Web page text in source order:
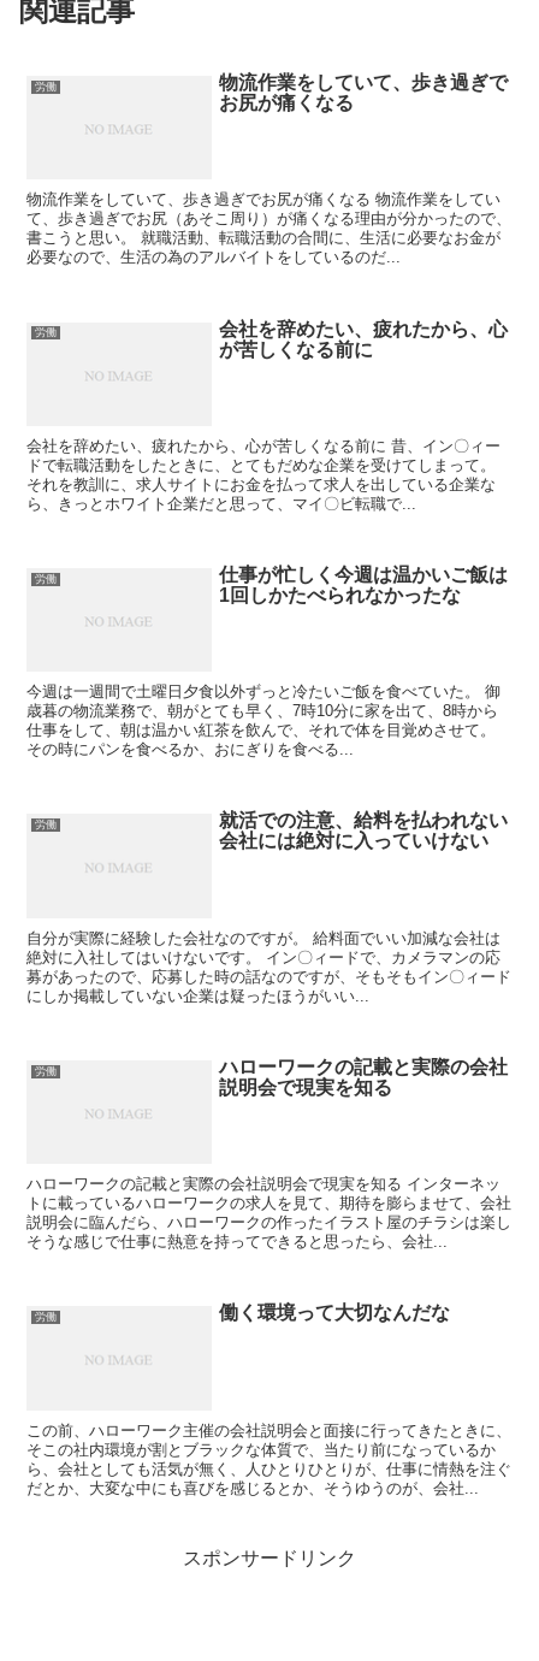
関連記事
労働
物流作業をしていて、歩き過ぎで
お尻が痛くなる
物流作業をしていて、歩き過ぎでお尻が痛くなる 物流作業をしてい
て、歩き過ぎでお尻（あそこ周り）が痛くなる理由が分かったので、
書こうと思い。 就職活動、転職活動の合間に、生活に必要なお金が
必要なので、生活の為のアルバイトをしているのだ...
労働
会社を辞めたい、疲れたから、心
が苦しくなる前に
会社を辞めたい、疲れたから、心が苦しくなる前に 昔、イン〇ィー
ドで転職活動をしたときに、とてもだめな企業を受けてしまって。
それを教訓に、求人サイトにお金を払って求人を出している企業な
ら、きっとホワイト企業だと思って、マイ〇ビ転職で...
労働
仕事が忙しく今週は温かいご飯は
1回しかたべられなかったな
今週は一週間で土曜日夕食以外ずっと冷たいご飯を食べていた。 御
歳暮の物流業務で、朝がとても早く、7時10分に家を出て、8時から
仕事をして、朝は温かい紅茶を飲んで、それで体を目覚めさせて。
その時にパンを食べるか、おにぎりを食べる...
労働
就活での注意、給料を払われない
会社には絶対に入っていけない
自分が実際に経験した会社なのですが。 給料面でいい加減な会社は
絶対に入社してはいけないです。 イン〇ィードで、カメラマンの応
募があったので、応募した時の話なのですが、そもそもイン〇ィード
にしか掲載していない企業は疑ったほうがいい...
労働
ハローワークの記載と実際の会社
説明会で現実を知る
ハローワークの記載と実際の会社説明会で現実を知る インターネッ
トに載っているハローワークの求人を見て、期待を膨らませて、会社
説明会に臨んだら、ハローワークの作ったイラスト屋のチラシは楽し
そうな感じで仕事に熱意を持ってできると思ったら、会社...
労働 働く環境って大切なんだな
この前、ハローワーク主催の会社説明会と面接に行ってきたときに、
そこの社内環境が割とブラックな体質で、当たり前になっているか
ら、会社としても活気が無く、人ひとりひとりが、仕事に情熱を注ぐ
だとか、大変な中にも喜びを感じるとか、そうゆうのが、会社...
スポンサードリンク